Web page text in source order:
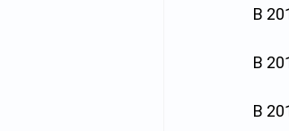
В
В
В